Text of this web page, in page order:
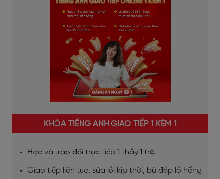
KHÓA TIẾNG ANH GIAO TIẾP 1 KÈM 1
Học và trao đổi trực tiếp 1 thầy 1 trò.
Giao tiếp liên tục, sửa lỗi kịp thời, bù đắp lỗ hổng